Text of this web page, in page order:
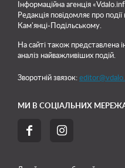
Інформаційна агенція
Редакція повідомляє про
Кам'янці-Подільському.
На сайті також представлена
аналіз найважливіших подій.
Зворотній звязок:
МИ В СОЦІАЛЬНИХ
 